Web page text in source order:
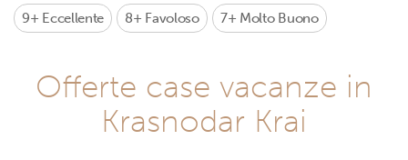
9+ Eccellente 8+ Favoloso 7+ Molto Buono
Offerte case vacanze in
Krasnodar Krai